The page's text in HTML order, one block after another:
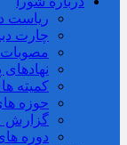
ریاست
چارت
کمیته
حوزه
گزارش
دوره